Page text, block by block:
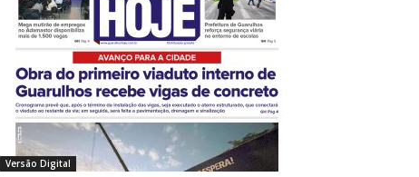
Versão Digital